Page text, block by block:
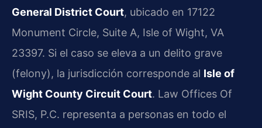
General District Court, ubicado en 17122
Monument Circle, Suite A, Isle of Wight, VA
23397. Si el caso se eleva a un delito grave
(felony), la jurisdicción corresponde al Isle of
Wight County Circuit Court. Law Offices Of
SRIS, P.C. representa a personas en todo el